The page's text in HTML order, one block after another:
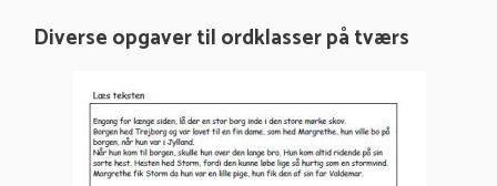
Diverse opgaver til ordklasser på tværs